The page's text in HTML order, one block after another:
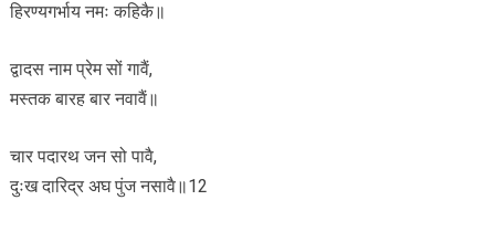
हिरण्यगर्भाय नमः कहिकै॥
द्वादस नाम प्रेम सों गावैं,
मस्तक बारह बार नवावैं॥
चार पदारथ जन सो पावै,
दुःख दारिद्र अघ पुंज नसावै॥12